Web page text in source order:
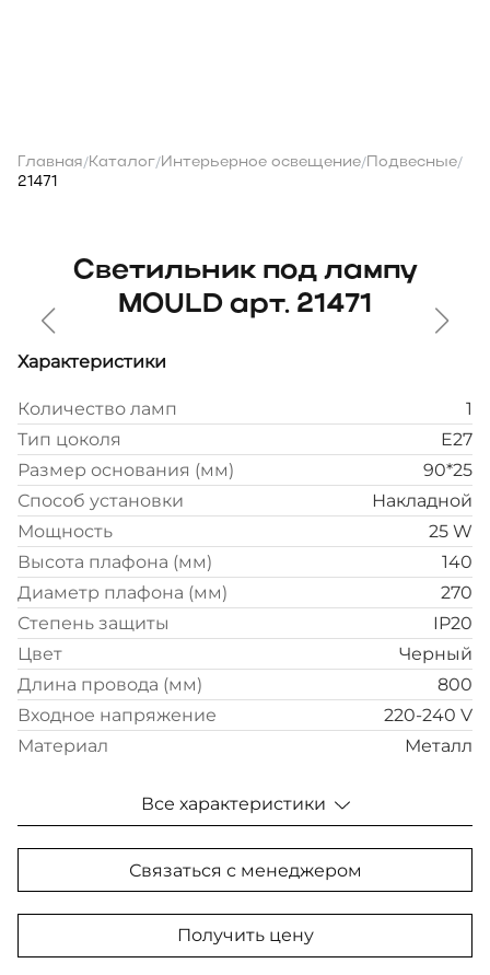
Главная/Каталог/Интерьерное освещение/Подвесные/
21471
Светильник под лампу
MOULD арт. 21471
Характеристики
Количество ламп
1
Тип цоколя
E27
Размер основания (мм)
90*25
Способ установки
Накладной
Мощность
25 W
Высота плафона (мм)
140
Диаметр плафона (мм)
270
Степень защиты
IP20
Цвет
Черный
Длина провода (мм)
800
Входное напряжение
220-240 V
Материал
Металл
Все характеристики
Связаться с менеджером
Получить цену